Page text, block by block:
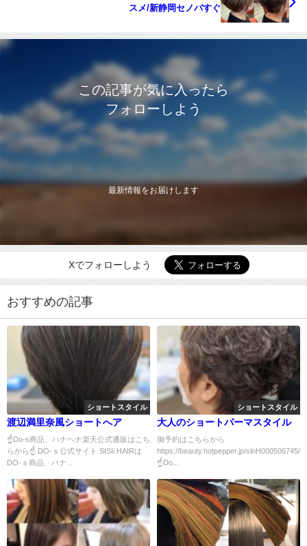
スメ/新静岡セノバすぐ
この記事が気に入ったら
フォローしよう
最新情報をお届けします
Xでフォローしよう
おすすめの記事
ショートスタイル
渡辺満里奈風ショートへア
☝Do-s商品、ハナヘナ楽天公式通販はこち
らから☝ DO-ｓ公式サイト SISIi HAIRは
DO-ｓ商品、ハナ...
ショートスタイル
大人のショートパーマスタイル
御予約はこちらから
https://beauty.hotpepper.jp/slnH000506745/
☝Do...